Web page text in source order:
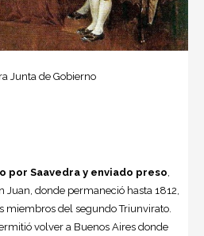
Junta de Gobierno
por Saavedra y enviado preso
Juan, donde permaneció hasta 1812,
miembros del segundo Triunvirato.
volver a Buenos Aires donde